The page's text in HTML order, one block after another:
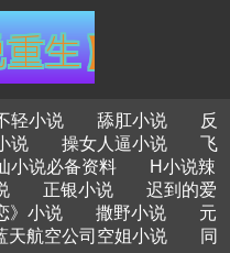
轻小说 舔肛小说
反
说 操女人逼小说
飞
小说必备资料
H小说辣
正银小说
迟到的爱
》小说 撒野小说
元
天航空公司空姐小说
同